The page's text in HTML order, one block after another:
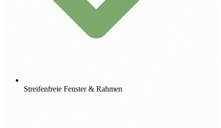
Streifenfreie Fenster & Rahmen